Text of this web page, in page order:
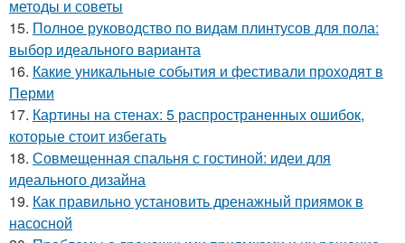
методы и советы
15. Полное руководство по видам плинтусов для пола:
выбор идеального варианта
16. Какие уникальные события и фестивали проходят в
Перми
17. Картины на стенах: 5 распространенных ошибок,
которые стоит избегать
18. Совмещенная спальня с гостиной: идеи для
идеального дизайна
19. Как правильно установить дренажный приямок в
насосной